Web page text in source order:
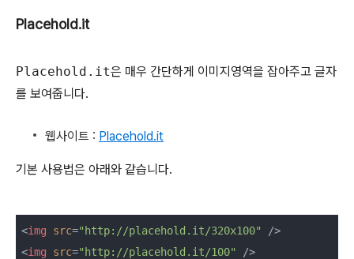
Placehold.it
Placehold.it은 매우 간단하게 이미지영역을 잡아주고 글자
를 보여줍니다.
웹사이트 : Placehold.it
기본 사용법은 아래와 같습니다.
<img src="http://placehold.it/320x100"
/>
<img src="http://placehold.it/100" />